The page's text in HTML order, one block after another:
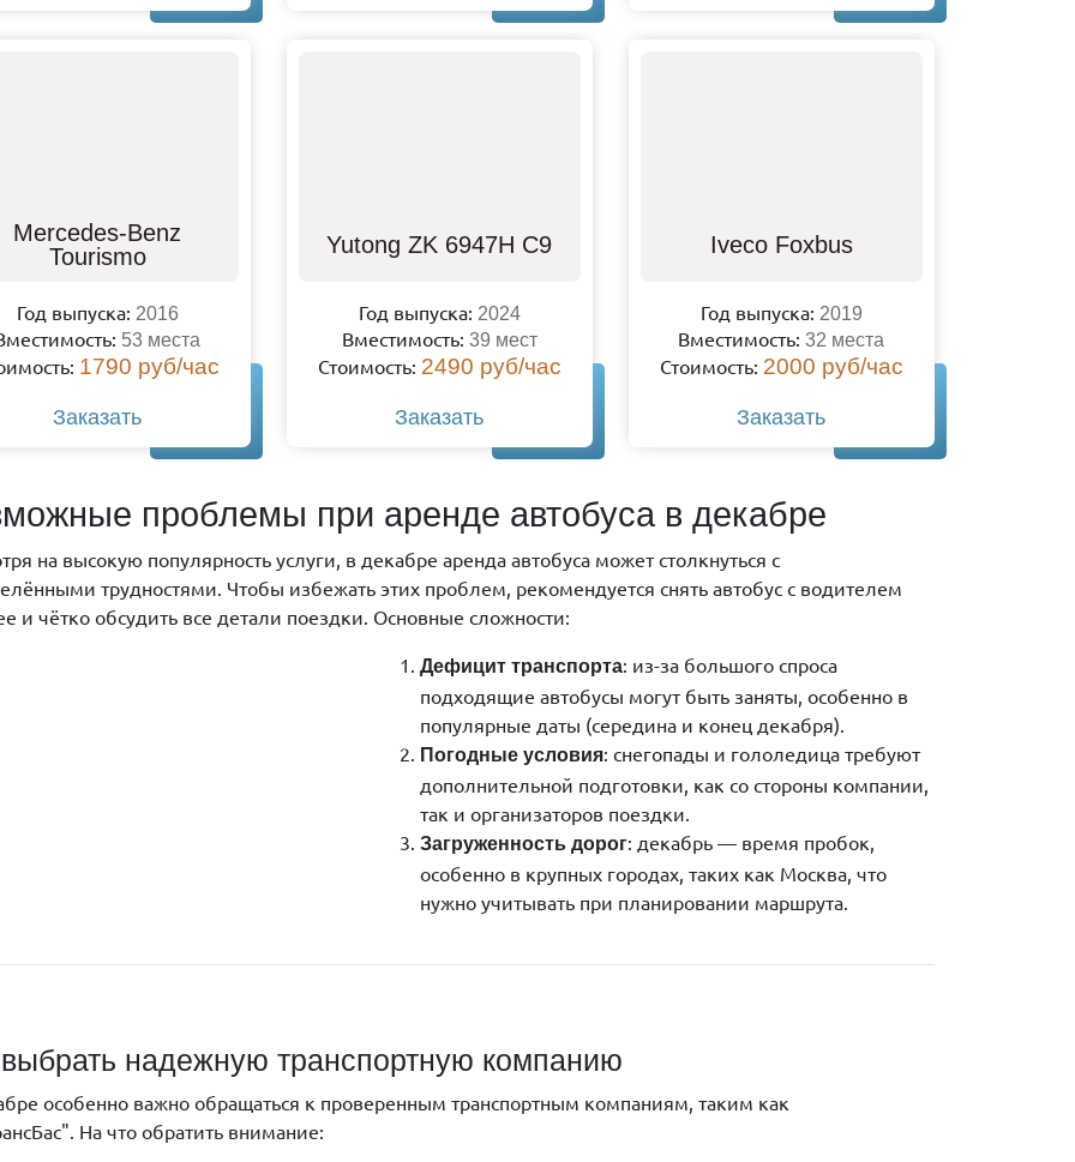
Mercedes-Benz
Tourismo
Год выпуска: 2016
53 места
1790 руб/час
Заказать
Yutong ZK 6947H C9
Год выпуска: 2024
Вместимость: 39 мест
Стоимость: 2490 руб/час
Заказать
Iveco Foxbus
Год выпуска: 2019
Вместимость:32 места
Стоимость: 2000 руб/час
Заказать
проблемы при аренде автобуса в декабре
на высокую популярность услуги, в декабре аренда автобуса может столкнуться с
трудностями. Чтобы избежать этих проблем, рекомендуется снять автобус с водителем
и чётко обсудить все детали поездки. Основные сложности:
Дефицит транспорта: из-за большого спроса
подходящие автобусы могут быть заняты, особенно в
популярные даты (середина и конец декабря).
Погодные условия: снегопады и гололедица требуют
дополнительной подготовки, как со стороны компании,
так и организаторов поездки.
Загруженность дорог: декабрь — время пробок,
особенно в крупных городах, таких как Москва, что
нужно учитывать при планировании маршрута.
надежную транспортную компанию
особенно важно обращаться к проверенным транспортным компаниям, таким как
На что обратить внимание: